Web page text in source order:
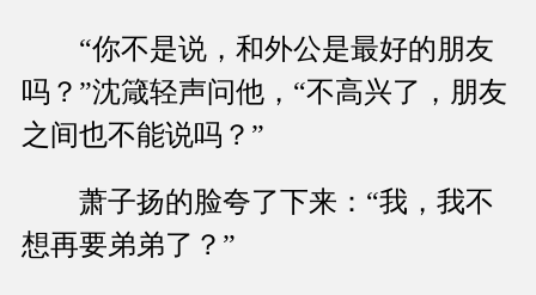
“你不是说，和外公是最好的朋友
吗？”沈箴轻声问他，“不高兴了，朋友
之间也不能说吗？”
萧子扬的脸夸了下来：“我，我不
想再要弟弟了？”